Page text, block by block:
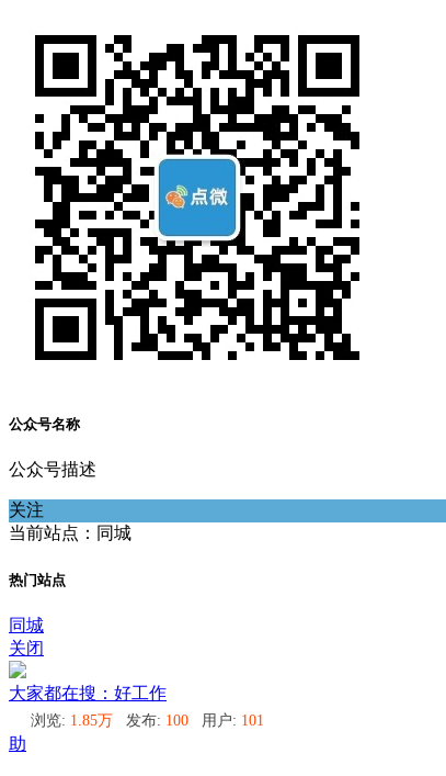
公众号名称
公众号描述
关注
当前站点：同城
热门站点
同城
关闭
大家都在搜：好工作
浏览: 1.85万 发布: 100 用户: 101
助